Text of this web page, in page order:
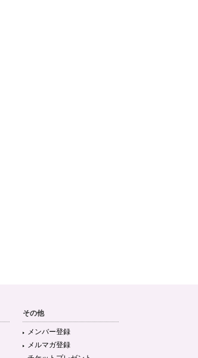
その他
メンバー登録
メルマガ登録